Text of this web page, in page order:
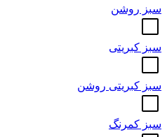
سبز روشن
سبز کبریتی
سبز کبریتی روشن
سبز کمرنگ